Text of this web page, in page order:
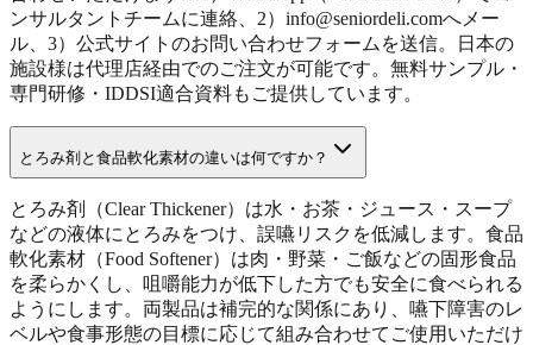
ンサルタントチームに連絡、2）info@seniordeli.comへメー
ル、3）公式サイトのお問い合わせフォームを送信。日本の
施設様は代理店経由でのご注文が可能です。無料サンプル・
専門研修・IDDSI適合資料もご提供しています。
とろみ剤と食品軟化素材の違いは何ですか？
とろみ剤（Clear Thickener）は水・お茶・ジュース・スープ
などの液体にとろみをつけ、誤嚥リスクを低減します。食品
軟化素材（Food Softener）は肉・野菜・ご飯などの固形食品
を柔らかくし、咀嚼能力が低下した方でも安全に食べられる
ようにします。両製品は補完的な関係にあり、嚥下障害のレ
ベルや食事形態の目標に応じて組み合わせてご使用いただけ